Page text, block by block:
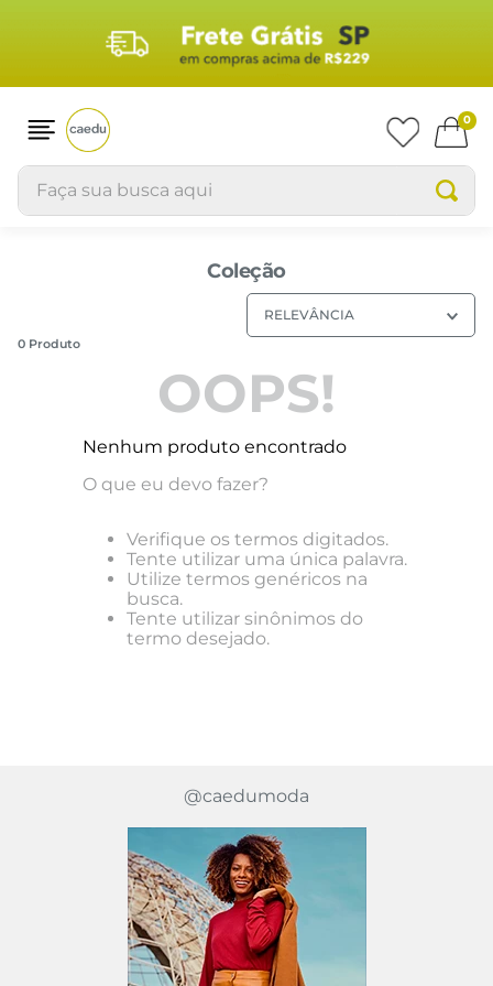
0
Faça sua busca aqui
Coleção
RELEVÂNCIA
0 Produto
OOPS!
Nenhum produto encontrado
O que eu devo fazer?
Verifique os termos digitados.
Tente utilizar uma única palavra.
Utilize termos genéricos na
busca.
Tente utilizar sinônimos do
termo desejado.
@caedumoda